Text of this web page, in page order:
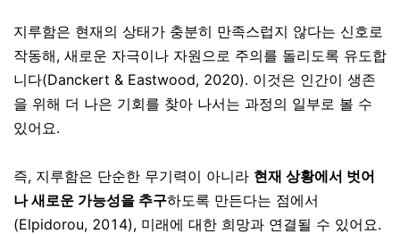
지루함은 현재의 상태가 충분히 만족스럽지 않다는 신호로
작동해, 새로운 자극이나 자원으로 주의를 돌리도록 유도합
니다(Danckert & Eastwood, 2020). 이것은 인간이 생존
을 위해 더 나은 기회를 찾아 나서는 과정의 일부로 볼 수
있어요.
즉, 지루함은 단순한 무기력이 아니라 현재 상황에서 벗어
나 새로운 가능성을 추구하도록 만든다는 점에서
(Elpidorou, 2014), 미래에 대한 희망과 연결될 수 있어요.